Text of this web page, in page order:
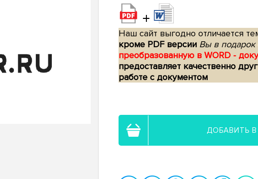
+
Наш сайт выгодно отличается
кроме PDF версии Вы в подарок
преобразованную в WORD -
предоставляет качественно
работе с документом
ДОБАВИТЬ